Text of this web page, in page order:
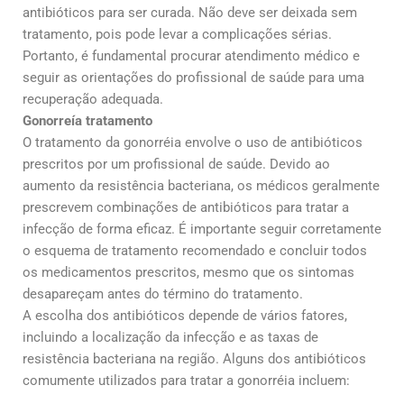
antibióticos para ser curada. Não deve ser deixada sem
tratamento, pois pode levar a complicações sérias.
Portanto, é fundamental procurar atendimento médico e
seguir as orientações do profissional de saúde para uma
recuperação adequada.
Gonorreía tratamento
O tratamento da gonorréia envolve o uso de antibióticos
prescritos por um profissional de saúde. Devido ao
aumento da resistência bacteriana, os médicos geralmente
prescrevem combinações de antibióticos para tratar a
infecção de forma eficaz. É importante seguir corretamente
o esquema de tratamento recomendado e concluir todos
os medicamentos prescritos, mesmo que os sintomas
desapareçam antes do término do tratamento.
A escolha dos antibióticos depende de vários fatores,
incluindo a localização da infecção e as taxas de
resistência bacteriana na região. Alguns dos antibióticos
comumente utilizados para tratar a gonorréia incluem: